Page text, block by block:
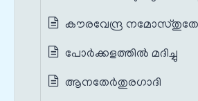
കൗരവേന്ദ്ര നമോസ്തുതേ
പോർക്കളത്തിൽ മദിച്ചു
ആനതേർതുരഗാദി